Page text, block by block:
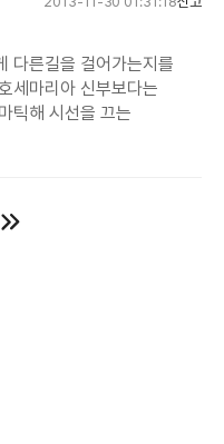
다른길을 걸어가는지를
세마리아 신부보다는
틱해 시선을 끄는